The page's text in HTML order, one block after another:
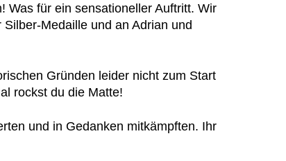
Was für ein sensationeller Auftritt. Wir
Medaille und an Adrian und
Gründen leider nicht zum Start
rockst du die Matte!
und in Gedanken mitkämpften. Ihr